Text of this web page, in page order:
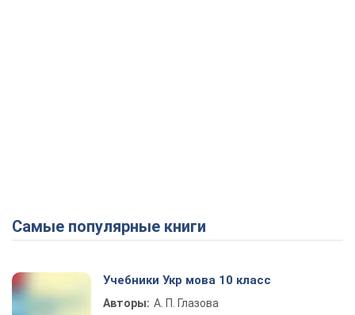
Самые популярные книги
Учебники Укр мова 10 класс
Авторы: А. П. Глазова